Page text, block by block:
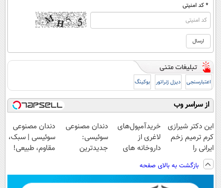
* کد امنیتی
اعتبارسنجی دیزل ژنراتور بوکینگ
از سراسر وب
این دکتر شیرازی
کرم ترمیم زخم
ایرانی را
ساخت!!!
خریدآمپول‌های
لاغری از
داروخانه های
فوری همراه با
پک یخ!
دندان مصنوعی
سوئیسی:
جدیدترین
پرداخت قسطی
دندان مصنوعی
سوئیسی | سبک،
مقاوم، طبیعی!
اقساطی😍
بازگشت به بالای صفحه